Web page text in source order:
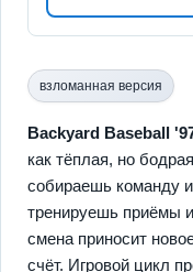
взломанная версия
Backyard Baseball
как тёплая, но
собираешь команду
тренируешь приёмы
смена приносит
счёт. Игровой цикл